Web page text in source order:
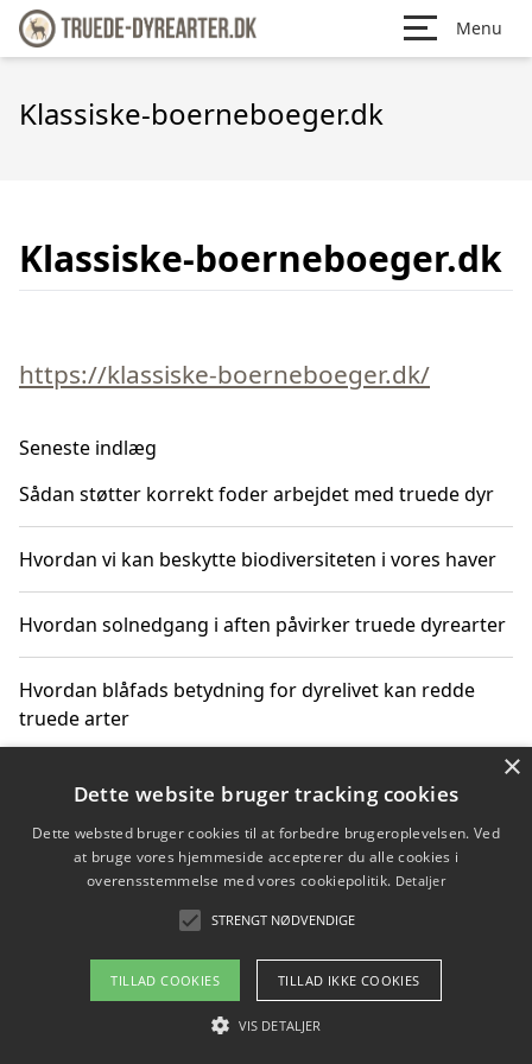
Menu
Klassiske-boerneboeger.dk
Klassiske-boerneboeger.dk
https://klassiske-boerneboeger.dk/
Seneste indlæg
Sådan støtter korrekt foder arbejdet med truede dyr
Hvordan vi kan beskytte biodiversiteten i vores haver
Hvordan solnedgang i aften påvirker truede dyrearter
Hvordan blåfads betydning for dyrelivet kan redde
truede arter
Hvordan kan gaver til unge voksne støtte bevarelsen
Copyright 2026 - Pilanto Aps
Om / kontakt
Blog Betingelser
×
Dette website bruger tracking cookies
Dette websted bruger cookies til at forbedre brugeroplevelsen. Ved
at bruge vores hjemmeside accepterer du alle cookies i
overensstemmelse med vores cookiepolitik. Detaljer
STRENGT NØDVENDIGE
TILLAD COOKIES TILLAD IKKE COOKIES
VIS DETALJER